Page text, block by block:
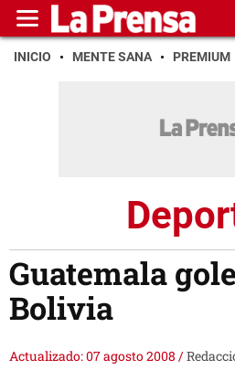
INICIO MENTE SANA PREMIUM
Guatemala
Bolivia
Actualizado: 07 agosto 2008 /